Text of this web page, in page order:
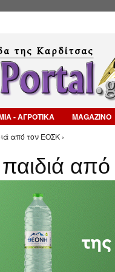
- ΑΓΡΟΤΙΚΑ MAGAZINO
από τον ΕΟΣΚ ›
παιδιά